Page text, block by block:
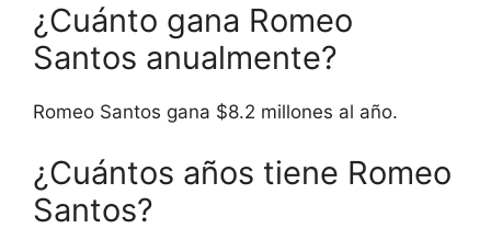
¿Cuánto gana Romeo
Santos anualmente?
Romeo Santos gana $8.2 millones al año.
¿Cuántos años tiene Romeo
Santos?